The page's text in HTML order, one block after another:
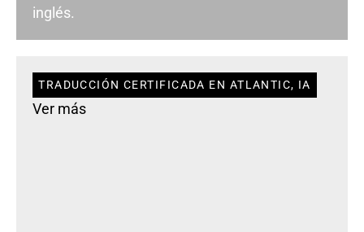
inglés.
TRADUCCIÓN CERTIFICADA EN ATLANTIC, IA
Ver más